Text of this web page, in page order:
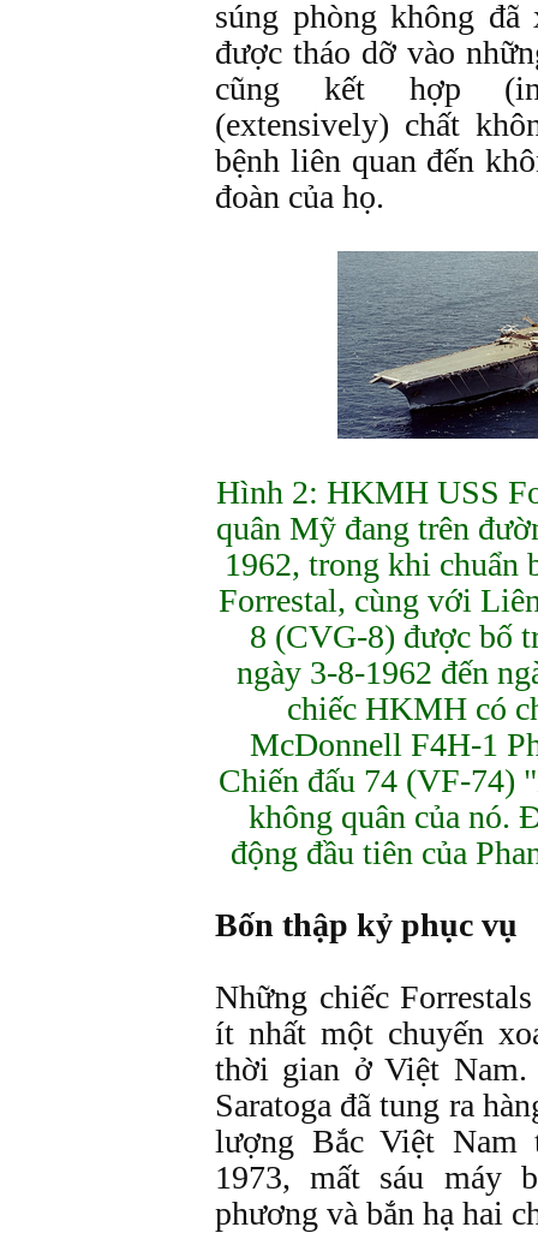
súng phòng không
được tháo dỡ vào
cũng kết hợp
(extensively) chất
bệnh liên quan đến
đoàn của họ.
Hình 2: HKMH USS
quân Mỹ đang trên
1962, trong khi chuẩn
Forrestal, cùng với
8 (CVG-8) được bố
ngày 3-8-1962 đến
chiếc HKMH có
McDonnell F4H-1
Chiến đấu 74 (VF-74)
không quân của nó.
động đầu tiên của
Bốn thập kỷ phục vụ
Những chiếc
ít nhất một chuyến
thời gian ở Việt Nam.
Saratoga đã tung ra
lượng Bắc Việt Nam
1973, mất sáu máy
phương và bắn hạ hai